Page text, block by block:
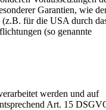
Garantien, wie
(z.B. für die USA durch
(so genannte
werden und auf
Art. 15